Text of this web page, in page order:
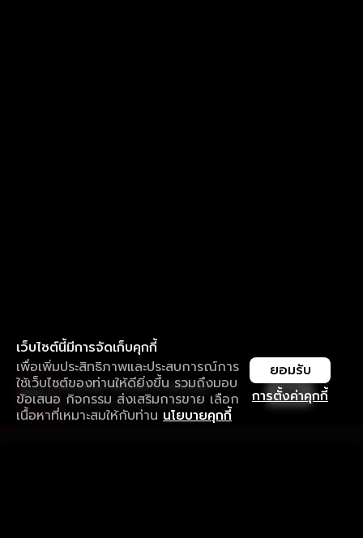
เว็บไซต์นี้มีการจัดเก็บคุกกี้
เพื่อเพิ่มประสิทธิภาพและประสบการณ์การ
ใช้เว็บไซต์ของท่านให้ดียิ่งขึ้น รวมถึงมอบ
ข้อเสนอ กิจกรรม ส่งเสริมการขาย เลือก
เนื้อหาที่เหมาะสมให้กับท่าน นโยบายคุกกี้
การตั้งค่าคุกกี้
ยอมรับ
ใช้งานแอป ลื่นไหลกว่า ไม่มีสะดุด
ดาวน์โหลดแอปเพื่อการรับชมที่ดีกว่า เปิด